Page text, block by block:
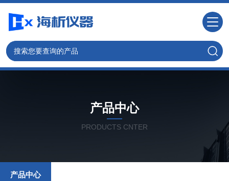
产品中心
PRODUCTS CNTER
产品中心